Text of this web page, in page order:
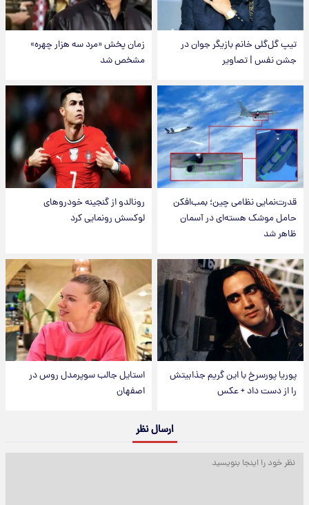
تیپ گل‌گلی خانم بازیگر جوان در
جشن نفس | تصاویر
زمان پخش «مرد سه هزار چهره»
مشخص شد
قدرت‌نمایی نظامی چین؛ بمب‌افکن
حامل موشک هسته‌ای در آسمان
ظاهر شد
رونالدو از گنجینه خودروهای
لوکسش رونمایی کرد
پوریا پورسرخ با این گریم جذابیتش
را از دست داد + عکس
استایل جالب سوپرمدل روس در
اصفهان
ارسال نظر